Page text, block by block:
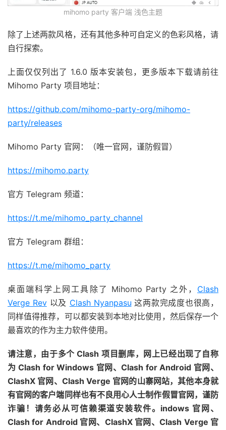
mihomo party 客户端 浅色主题
除了上述两款风格，还有其他多种可自定义的色彩风格，请
自行探索。
上面仅仅列出了 1.6.0 版本安装包，更多版本下载请前往
Mihomo Party 项目地址：
https://github.com/mihomo-party-org/mihomo-
party/releases
Mihomo Party 官网：（唯一官网，谨防假冒）
https://mihomo.party
官方 Telegram 频道：
https://t.me/mihomo_party_channel
官方 Telegram 群组：
https://t.me/mihomo_party
桌面端科学上网工具除了 Mihomo Party 之外， Clash
Verge Rev以及 Clash Nyanpasu 这两款完成度也很高，
同样值得推荐，可以都安装到本地对比使用，然后保存一个
最喜欢的作为主力软件使用。
请注意，由于多个 Clash 项目删库，网上已经出现了自称
为 Clash for Windows 官网、Clash for Android 官网、
ClashX 官网、Clash Verge 官网的山寨网站，其他本身就
有官网的客户端同样也有不良用心人士制作假冒官网，谨防
诈骗！请务必从可信赖渠道安装软件。 indows 官网、
Clash for Android 官网、ClashX 官网、Clash Verge 官